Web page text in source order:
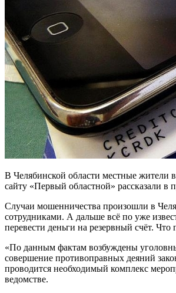
В Челябинской области местные жители
сайту «Первый областной» рассказали
Случаи мошенничества произошли в
сотрудниками. А дальше всё по уже
перевести деньги на резервный счёт.
«По данным фактам возбуждены
совершение противоправных деяний
проводится необходимый комплекс
ведомстве.